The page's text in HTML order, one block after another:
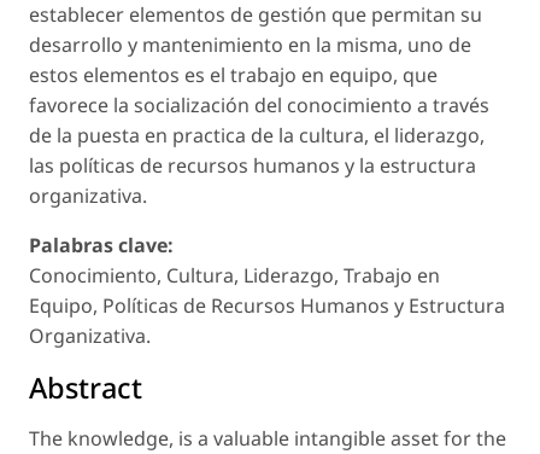
establecer elementos de gestión que permitan su
desarrollo y mantenimiento en la misma, uno de
estos elementos es el trabajo en equipo, que
favorece la socialización del conocimiento a través
de la puesta en practica de la cultura, el liderazgo,
las políticas de recursos humanos y la estructura
organizativa.
Palabras clave:
Conocimiento, Cultura, Liderazgo, Trabajo en
Equipo, Políticas de Recursos Humanos y Estructura
Organizativa.
Abstract
The knowledge, is a valuable intangible asset for the